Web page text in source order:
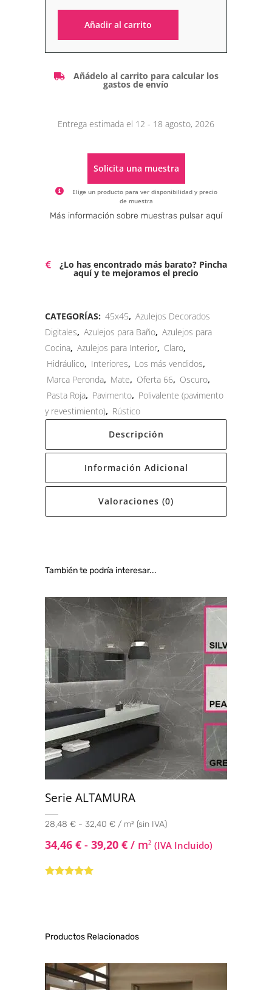
Añadir al carrito
Añádelo al carrito para calcular los
gastos de envío
Entrega estimada el 12 - 18 agosto, 2026
Solicita una muestra
Elige un producto para ver disponibilidad y precio
de muestra
Alternative:
Más información sobre muestras pulsar aquí
¿Lo has encontrado más barato? Pincha
aquí y te mejoramos el precio
CATEGORÍAS: 45x45, Azulejos Decorados
Digitales, Azulejos para Baño, Azulejos para
Cocina, Azulejos para Interior, Claro,
Hidráulico, Interiores, Los más vendidos,
Marca Peronda, Mate, Oferta 66, Oscuro,
Pasta Roja, Pavimento, Polivalente (pavimento
y revestimiento), Rústico
Descripción
Información Adicional
Valoraciones (0)
También te podría interesar...
Serie ALTAMURA
28,48 € - 32,40 € / m² (sin IVA)
34,46 € - 39,20 € / m2 (IVA Incluido)
Productos Relacionados